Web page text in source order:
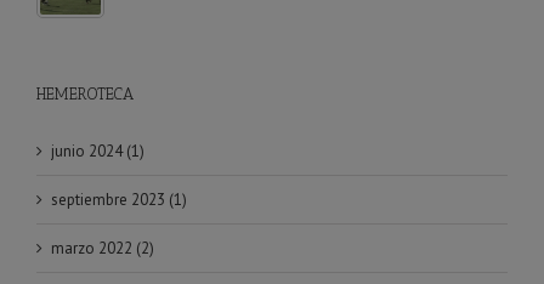
HEMEROTECA
junio 2024 (1)
septiembre 2023 (1)
marzo 2022 (2)